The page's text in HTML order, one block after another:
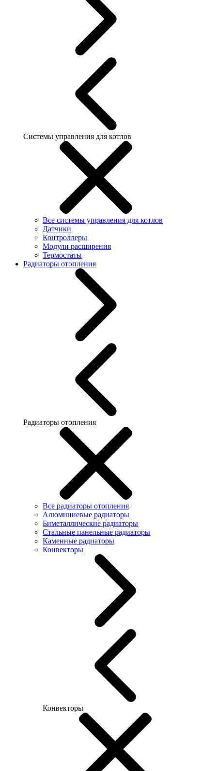
Системы управления для котлов
Все системы управления для котлов
Датчики
Контроллеры
Модули расширения
Термостаты
Радиаторы отопления
Радиаторы отопления
Все радиаторы отопления
Алюминиевые радиаторы
Биметаллические радиаторы
Стальные панельные радиаторы
Каменные радиаторы
Конвекторы
Конвекторы